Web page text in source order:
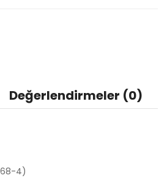
Değerlendirmeler (0)
4)